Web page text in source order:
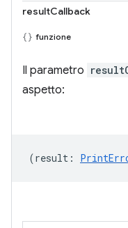
resultCallback
funzione
Il parametro
aspetto:
(result :